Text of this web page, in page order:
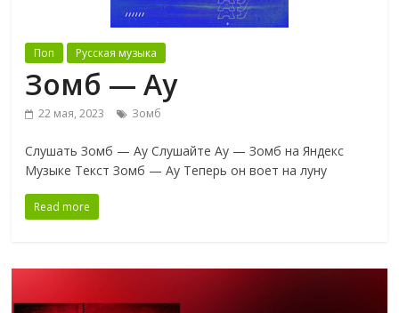
Поп Русская музыка
Зомб — Ау
22 мая, 2023 Зомб
Слушать Зомб — Ау Слушайте Ау — Зомб на Яндекс
Музыке Текст Зомб — Ау Теперь он воет на луну
Read more